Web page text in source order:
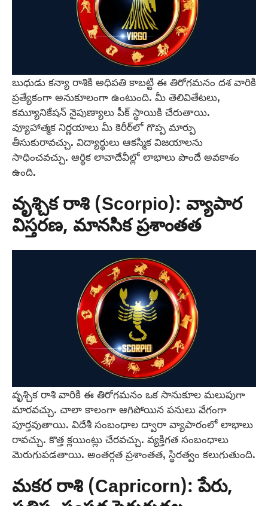
బుధుడు కన్యా రాశికి అధిపతి కాబట్టి ఈ తిరోగమనం దశ వారికి
ప్రత్యేకంగా అనుకూలంగా ఉంటుంది. మీ తెలివితేటలు,
కమ్యూనికేషన్ నైపుణ్యాలు పీక్ స్థాయికి చేరుతాయి.
వ్యూహాత్మక నిర్ణయాలు మీ కెరీర్‌లో గొప్ప మార్పు
తీసుకురావచ్చు. విద్యార్థులు ఆకస్మిక విజయాలను
సాధించవచ్చు. ఆర్థిక లావాదేవీల్లో లాభాలు పొందే అవకాశం
ఉంది.
వృశ్చిక రాశి (Scorpio): వ్యాపార
విస్తరణ, మానసిక ప్రశాంతత
వృశ్చిక రాశి వారికి ఈ తిరోగమనం ఒక సానుకూల మలుపుగా
మారవచ్చు. చాలా కాలంగా ఆగిపోయిన పనులు వేగంగా
పూర్తవుతాయి. విదేశీ సంబంధాల ద్వారా వ్యాపారంలో లాభాలు
రావచ్చు. కొత్త క్లయింట్లు చేరవచ్చు. వ్యక్తిగత సంబంధాలు
మెరుగుపడతాయి. అంతర్గత ప్రశాంతత, స్థిరత్వం కలుగుతుంది.
మకర రాశి (Capricorn): పేరు,